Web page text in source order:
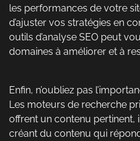
les performances de votre
d’ajuster vos stratégies en
outils d’analyse SEO peut
domaines à améliorer et à
Enfin, n’oubliez pas
Les moteurs de recherche
offrent un contenu pertinent,
créant du contenu qui